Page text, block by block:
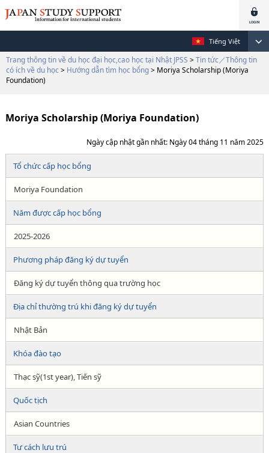
Tiếng Việt
Trang thông tin về du học đại học,cao học tại Nhật JPSS > Tin tức／Thông tin
có ích về du học > Hướng dẫn tìm học bổng> Moriya Scholarship (Moriya
Foundation)
Moriya Scholarship (Moriya Foundation)
Ngày cập nhật gần nhất: Ngày 04 tháng 11 năm 2025
Tổ chức cấp học bổng
Moriya Foundation
Năm được cấp học bổng
2025-2026
Phương pháp đăng ký dự tuyển
Đăng ký dự tuyển thông qua trường học
Địa chỉ thường trú khi đăng ký dự tuyển
Nhật Bản
Khóa đào tạo
Thạc sỹ(1st year), Tiến sỹ
Quốc tịch
Asian Countries
Tư cách lưu trú